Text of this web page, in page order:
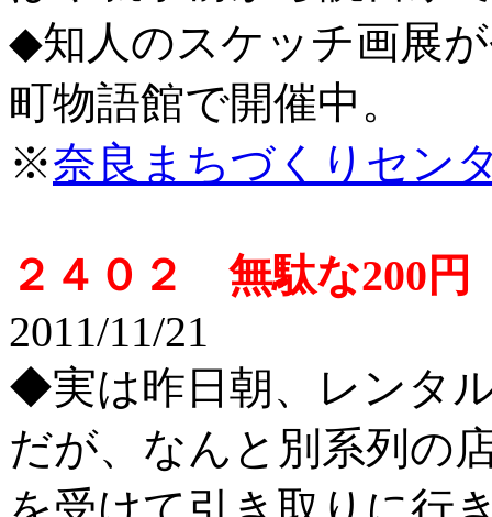
◆知人のスケッチ画展
町物語館で開催中。
※奈良まちづくりセン
２４０２ 無駄な200
2011/11/21
◆実は昨日朝、レンタ
だが、なんと別系列の